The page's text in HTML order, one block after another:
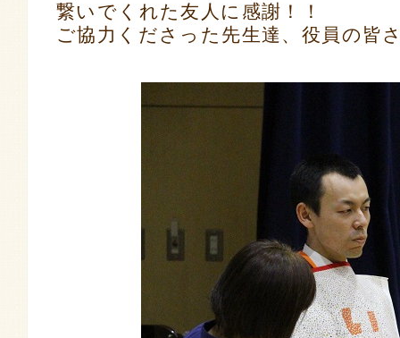
繋いでくれた友人に感謝！！
ご協力くださった先生達、役員の皆